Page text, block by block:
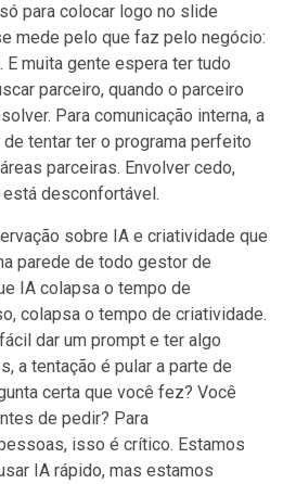
para colocar logo no slide
mede pelo que faz pelo negócio:
E muita gente espera ter tudo
parceiro, quando o parceiro
Para comunicação interna, a
de tentar ter o programa perfeito
parceiras. Envolver cedo,
desconfortável.
sobre IA e criatividade que
parede de todo gestor de
IA colapsa o tempo de
colapsa o tempo de criatividade.
dar um prompt e ter algo
a tentação é pular a parte de
certa que você fez? Você
de pedir? Para
isso é crítico. Estamos
IA rápido, mas estamos